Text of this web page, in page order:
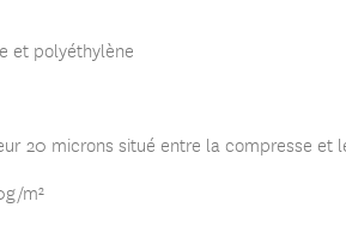
et polyéthylène
20 microns situé entre la compresse et
m²